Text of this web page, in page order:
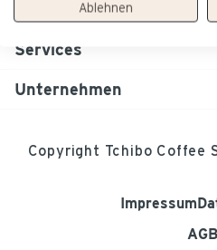
Services
Unternehmen
Copyright Tchibo Coffee
Impressum
AGB
Ablehnen